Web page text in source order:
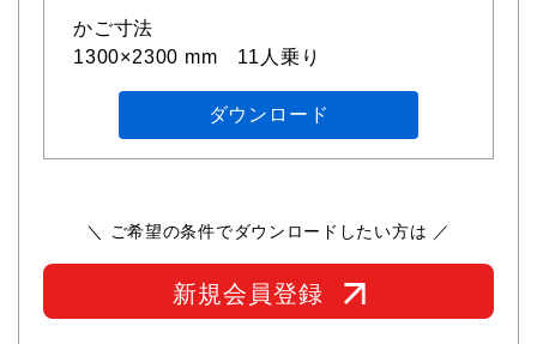
かご寸法
1300×2300 mm 11人乗り
ダウンロード
＼ ご希望の条件でダウンロードしたい方は ／
新規会員登録